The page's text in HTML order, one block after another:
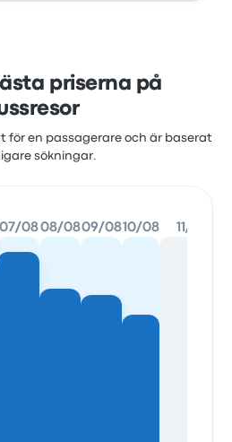
priserna på
för en passagerare och är baserat
sökningar.
07/0808/0809/0810/08 11/08